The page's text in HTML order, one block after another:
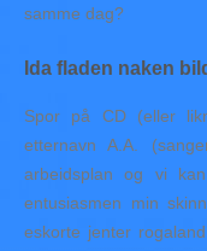
samme dag?
Ida fladen naken
Spor på CD (eller
etternavn A.A.
arbeidsplan og vi
entusiasmen min
eskorte jenter